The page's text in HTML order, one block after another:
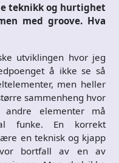
teknikk og hurtighet
med groove. Hva
utviklingen hvor jeg
å ikke se så
men heller
sammenheng hvor
elementer må
funke. En korrekt
en teknisk og kjapp
bortfall av en av